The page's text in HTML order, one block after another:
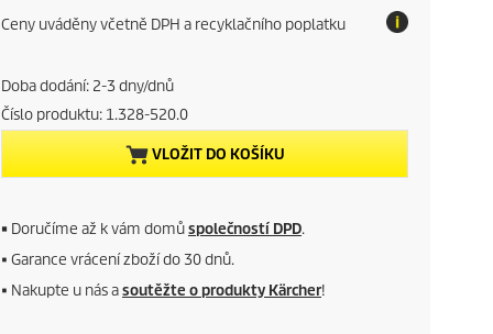
r
r
e
n
t
p
o
x
Ceny uváděny včetně DPH a recyklačního poplatku
Doba dodání: 2-3 dny/dnů
Číslo produktu: 1.328-520.0
VLOŽIT DO KOŠÍKU
■ Doručíme až k vám domůspolečností DPD.
■ Garance vrácení zboží do 30 dnů.
■ Nakupte u nás asoutěžte o produkty Kärcher!